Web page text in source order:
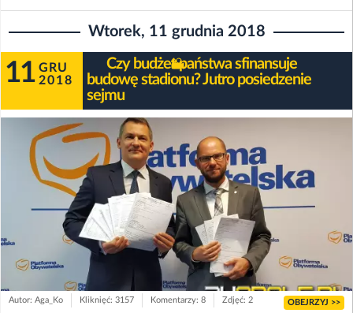
Wtorek, 11 grudnia 2018
11 GRU
2018
Czy budżet państwa sfinansuje
budowę stadionu? Jutro posiedzenie
sejmu
Autor: Aga_Ko Kliknięć: 3157 Komentarzy: 8 Zdjęć: 2 OBEJRZYJ >>